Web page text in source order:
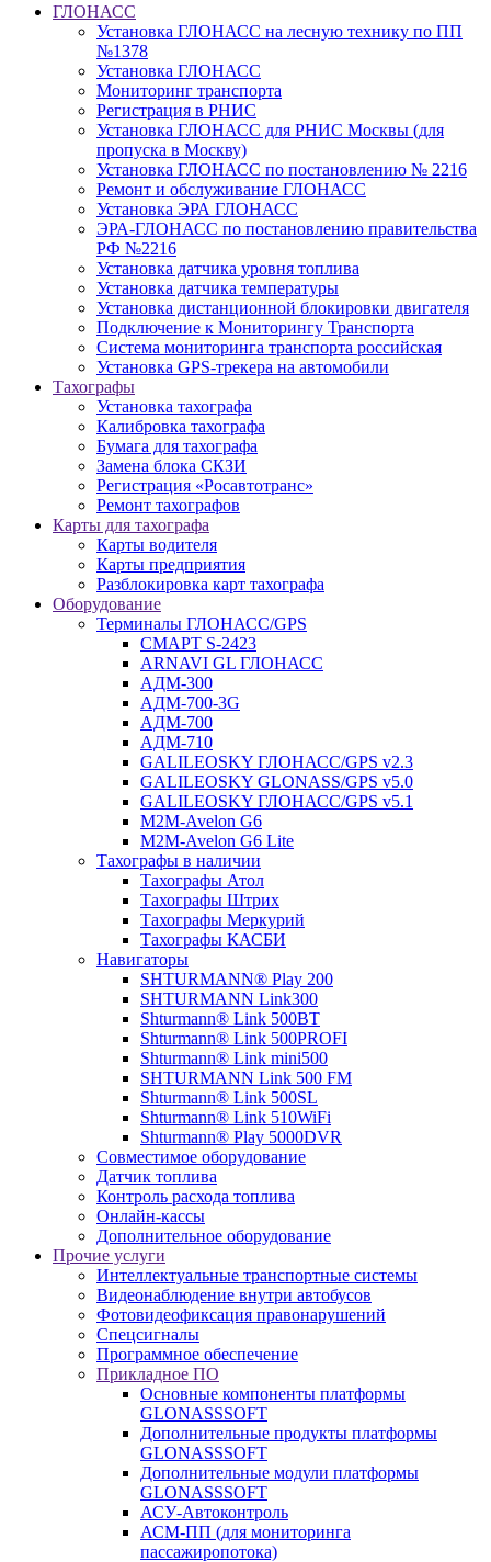
ГЛОНАСС
Установка ГЛОНАСС на лесную технику по ПП
№1378
Установка ГЛОНАСС
Мониторинг транспорта
Регистрация в РНИС
Установка ГЛОНАСС для РНИС Москвы (для
пропуска в Москву)
Установка ГЛОНАСС по постановлению № 2216
Ремонт и обслуживание ГЛОНАСС
Установка ЭРА ГЛОНАСС
ЭРА-ГЛОНАСС по постановлению правительства
РФ №2216
Установка датчика уровня топлива
Установка датчика температуры
Установка дистанционной блокировки двигателя
Подключение к Мониторингу Транспорта
Система мониторинга транспорта российская
Установка GPS-трекера на автомобили
Тахографы
Установка тахографа
Калибровка тахографа
Бумага для тахографа
Замена блока СКЗИ
Регистрация «Росавтотранс»
Ремонт тахографов
Карты для тахографа
Карты водителя
Карты предприятия
Разблокировка карт тахографа
Оборудование
Терминалы ГЛОНАСС/GPS
СМАРТ S-2423
ARNAVI GL ГЛОНАСС
АДМ-300
АДМ-700-3G
АДМ-700
АДМ-710
GALILEOSKY ГЛОНАСС/GPS v2.3
GALILEOSKY GLONASS/GPS v5.0
GALILEOSKY ГЛОНАСС/GPS v5.1
M2M-Avelon G6
M2M-Avelon G6 Lite
Тахографы в наличии
Тахографы Атол
Тахографы Штрих
Тахографы Меркурий
Тахографы КАСБИ
Навигаторы
SHTURMANN® Play 200
SHTURMANN Link300
Shturmann® Link 500BT
Shturmann® Link 500PROFI
Shturmann® Link mini500
SHTURMANN Link 500 FM
Shturmann® Link 500SL
Shturmann® Link 510WiFi
Shturmann® Play 5000DVR
Совместимое оборудование
Датчик топлива
Контроль расхода топлива
Онлайн-кассы
Дополнительное оборудование
Прочие услуги
Интеллектуальные транспортные системы
Видеонаблюдение внутри автобусов
Фотовидеофиксация правонарушений
Спецсигналы
Программное обеспечение
Прикладное ПО
Основные компоненты платформы
GLONASSSOFT
Дополнительные продукты платформы
GLONASSSOFT
Дополнительные модули платформы
GLONASSSOFT
АСУ-Автоконтроль
АСМ-ПП (для мониторинга
пассажиропотока)